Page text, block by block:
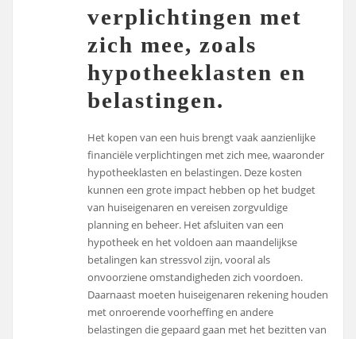
verplichtingen met
zich mee, zoals
hypotheeklasten en
belastingen.
Het kopen van een huis brengt vaak aanzienlijke
financiële verplichtingen met zich mee, waaronder
hypotheeklasten en belastingen. Deze kosten
kunnen een grote impact hebben op het budget
van huiseigenaren en vereisen zorgvuldige
planning en beheer. Het afsluiten van een
hypotheek en het voldoen aan maandelijkse
betalingen kan stressvol zijn, vooral als
onvoorziene omstandigheden zich voordoen.
Daarnaast moeten huiseigenaren rekening houden
met onroerende voorheffing en andere
belastingen die gepaard gaan met het bezitten van